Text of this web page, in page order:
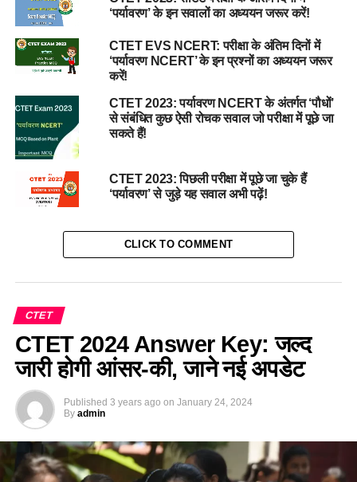
‘पर्यावरण’ के इन सवालों का अध्ययन जरूर करें!
CTET EVS NCERT: परीक्षा के अंतिम दिनों में
‘पर्यावरण NCERT’ के इन प्रश्नों का अध्ययन जरूर
करें!
CTET 2023: पर्यावरण NCERT के अंतर्गत ‘पौधों’
से संबंधित कुछ ऐसी रोचक सवाल जो परीक्षा में पूछे जा
सकते हैं!
CTET 2023: पिछली परीक्षा में पूछे जा चुके हैं
‘पर्यावरण’ से जुड़े यह सवाल अभी पढ़ें!
CLICK TO COMMENT
CTET
CTET 2024 Answer Key: जल्द
जारी होगी आंसर-की, जाने नई अपडेट
Published 3 years ago on January 24, 2024
By admin